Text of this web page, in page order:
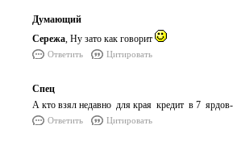
Думающий
Сережа, Ну зато как говорит
Ответить Цитировать
Спец
А кто взял недавно для края кредит в 7
Ответить Цитировать